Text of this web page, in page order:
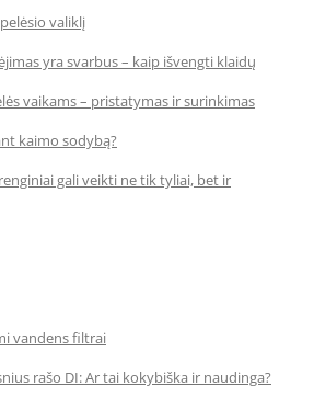
valiklį
yra svarbus – kaip išvengti klaidų
vaikams – pristatymas ir surinkimas
kaimo sodybą?
gali veikti ne tik tyliai, bet ir
vandens filtrai
rašo DI: Ar tai kokybiška ir naudinga?